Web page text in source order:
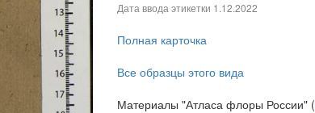
Дата ввода этикетки 1.12.2022
Полная карточка
Все образцы этого вида
Материалы "Атласа флоры России" (